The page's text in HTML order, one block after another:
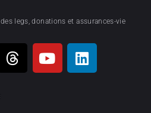
legs, donations et assurances-vie